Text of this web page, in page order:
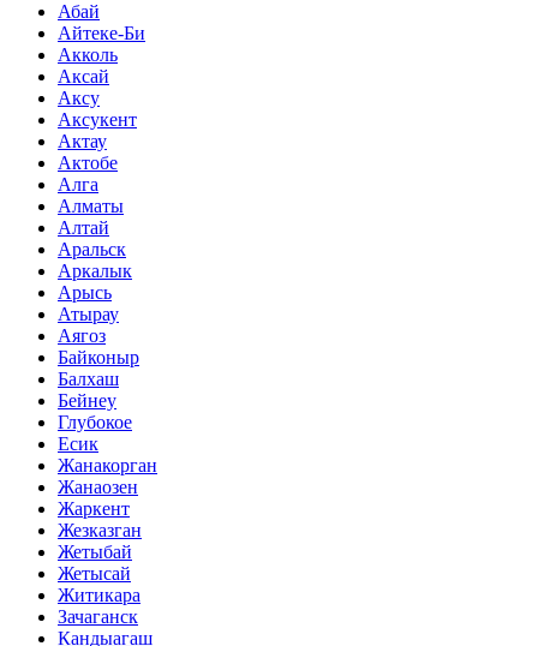
Абай
Айтеке-Би
Акколь
Аксай
Аксу
Аксукент
Актау
Актобе
Алга
Алматы
Алтай
Аральск
Аркалык
Арысь
Атырау
Аягоз
Байконыр
Балхаш
Бейнеу
Глубокое
Есик
Жанакорган
Жанаозен
Жаркент
Жезказган
Жетыбай
Жетысай
Житикара
Зачаганск
Кандыагаш